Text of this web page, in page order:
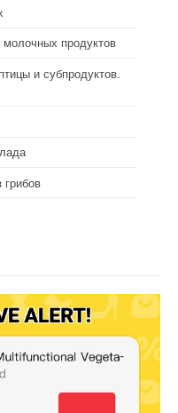
продуктов
и субпродуктов.